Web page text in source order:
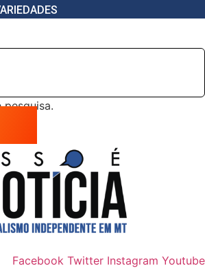
pesquisa.
Facebook Twitter Instagram Youtube